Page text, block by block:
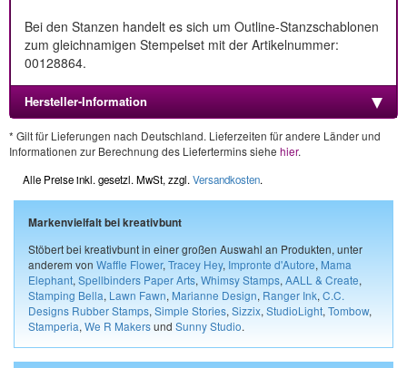
Bei den Stanzen handelt es sich um Outline-Stanzschablonen
zum gleichnamigen Stempelset mit der Artikelnummer:
00128864.
Hersteller-Information
* Gilt für Lieferungen nach Deutschland. Lieferzeiten für andere Länder und
Informationen zur Berechnung des Liefertermins siehe hier.
Alle Preise inkl. gesetzl. MwSt, zzgl. Versandkosten.
Markenvielfalt bei kreativbunt
Stöbert bei kreativbunt in einer großen Auswahl an Produkten, unter
anderem von Waffle Flower, Tracey Hey, Impronte d'Autore, Mama
Elephant, Spellbinders Paper Arts, Whimsy Stamps, AALL & Create,
Stamping Bella, Lawn Fawn, Marianne Design, Ranger Ink, C.C.
Designs Rubber Stamps, Simple Stories, Sizzix, StudioLight, Tombow,
Stamperia, We R Makersund Sunny Studio.